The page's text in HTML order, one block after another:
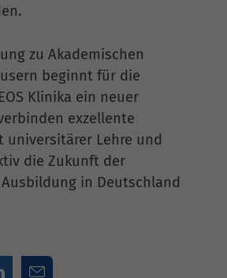
zu Akademischen
beginnt für die
Klinika ein neuer
exzellente
universitärer Lehre und
die Zukunft der
in Deutschland